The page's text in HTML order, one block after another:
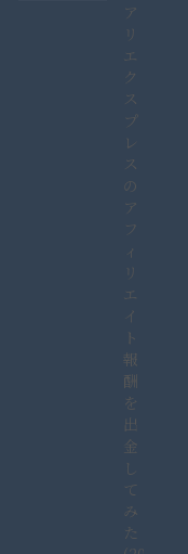
ア
リ
エ
ク
ス
プ
レ
ス
の
ア
フ
ィ
リ
エ
イ
ト
報
酬
を
出
金
し
て
み
た